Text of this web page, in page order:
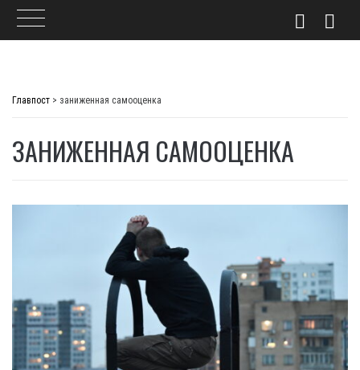
Главпост > заниженная самооценка
ЗАНИЖЕННАЯ САМООЦЕНКА